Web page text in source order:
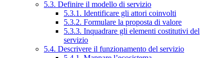
5.3. Definire il modello di servizio
5.3.1. Identificare gli attori coinvolti
5.3.2. Formulare la proposta di valore
5.3.3. Inquadrare gli elementi costitutivi del
servizio
5.4. Descrivere il funzionamento del servizio